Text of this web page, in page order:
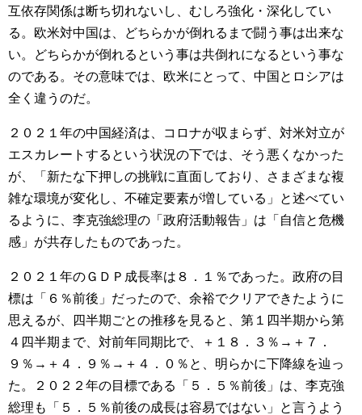
互依存関係は断ち切れないし、むしろ強化・深化してい
る。欧米対中国は、どちらかが倒れるまで闘う事は出来な
い。どちらかが倒れるという事は共倒れになるという事な
のである。その意味では、欧米にとって、中国とロシアは
全く違うのだ。
２０２１年の中国経済は、コロナが収まらず、対米対立が
エスカレートするという状況の下では、そう悪くなかった
が、「新たな下押しの挑戦に直面しており、さまざまな複
雑な環境が変化し、不確定要素が増している」と述べてい
るように、李克強総理の「政府活動報告」は「自信と危機
感」が共存したものであった。
２０２１年のＧＤＰ成長率は８．１％であった。政府の目
標は「６％前後」だったので、余裕でクリアできたように
思えるが、四半期ごとの推移を見ると、第１四半期から第
４四半期まで、対前年同期比で、＋１８．３％→＋７．
９％→＋４．９％→＋４．０％と、明らかに下降線を辿っ
た。２０２２年の目標である「５．５％前後」は、李克強
総理も「５．５％前後の成長は容易ではない」と言うよう